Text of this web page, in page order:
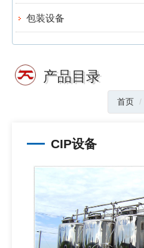
包装设备
产品目录
首页
CIP设备